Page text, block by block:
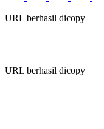
URL berhasil dicopy
URL berhasil dicopy